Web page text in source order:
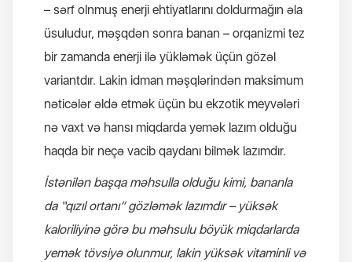
– sərf olnmuş enerji ehtiyatlarını doldurmağın əla
üsuludur, məşqdən sonra banan – orqanizmi tez
bir zamanda enerji ilə yükləmək üçün gözəl
variantdır. Lakin idman məşqlərindən maksimum
nəticələr əldə etmək üçün bu ekzotik meyvələri
nə vaxt və hansı miqdarda yemək lazım olduğu
haqda bir neçə vacib qaydanı bilmək lazımdır.
İstənilən başqa məhsulla olduğu kimi, bananla
da “qızıl ortanı” gözləmək lazımdır – yüksək
kaloriliyinə görə bu məhsulu böyük miqdarlarda
yemək tövsiyə olunmur, lakin yüksək vitaminli və